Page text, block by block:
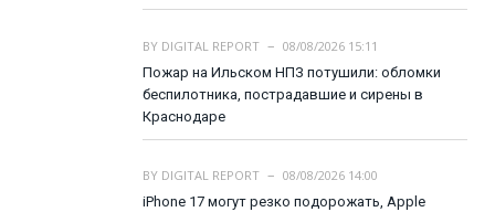
BY DIGITAL REPORT
08/08/2026 15:11
Пожар на Ильском НПЗ потушили: обломки
беспилотника, пострадавшие и сирены в
Краснодаре
BY DIGITAL REPORT
08/08/2026 14:00
iPhone 17 могут резко подорожать, Apple